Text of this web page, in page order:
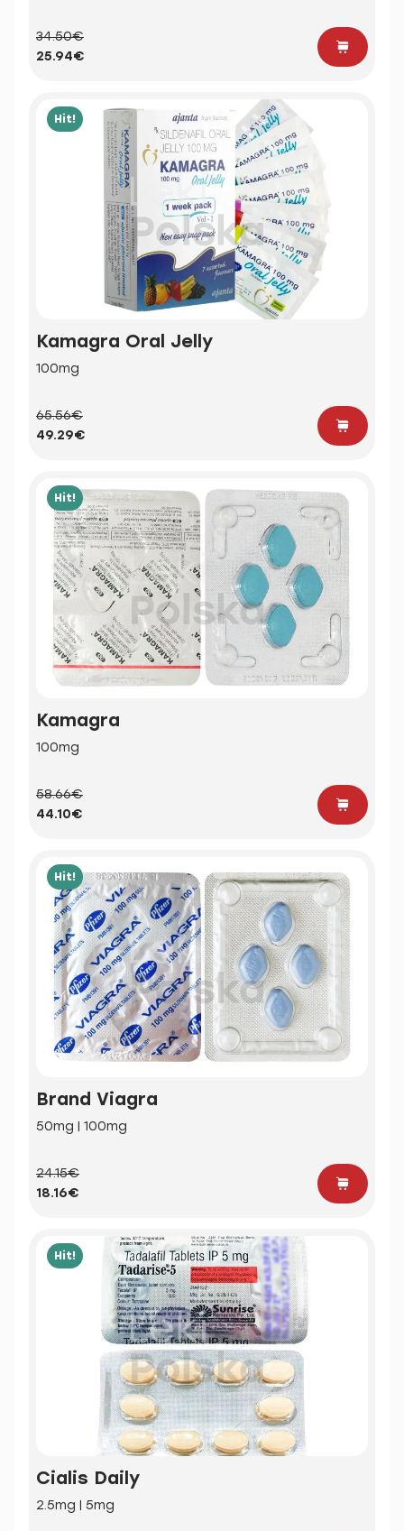
34.50€
25.94€
Hit!
Kamagra Oral Jelly
100mg
65.56€
49.29€
Hit!
Kamagra
100mg
58.66€
44.10€
Hit!
Brand Viagra
50mg | 100mg
24.15€
18.16€
Hit!
Cialis Daily
2.5mg | 5mg